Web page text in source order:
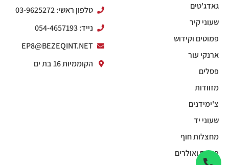
גאדג'טים
שעוני קיר
פמוטים וקידוש
ארנקי עור
פסלים
מזוודות
צ'ימידנים
שעוני יד
מחצלות חוף
פנסים ואולרים
טלפון ראשי: 03-9625272
נייד: 054-4657193
EP8@BEZEQINT.NET
הקוממיות 16 בת ים